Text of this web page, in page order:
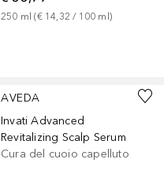
250 ml (€ 14,32 / 100 ml)
AVEDA
Invati Advanced
Revitalizing Scalp Serum
Cura del cuoio capelluto